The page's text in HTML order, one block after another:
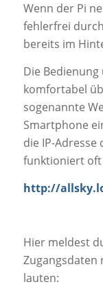
Wenn der Pi
fehlerfrei
bereits im
Die
komfortabel
sogenannte
Smartphone
die IP-Adresse
funktioniert oft
http://
Hier meldest
Zugangsdaten
lauten: